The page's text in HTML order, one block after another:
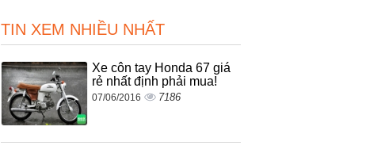
TIN XEM NHIỀU NHẤT
Xe côn tay Honda 67 giá
rẻ nhất định phải mua!
07/06/2016 7186